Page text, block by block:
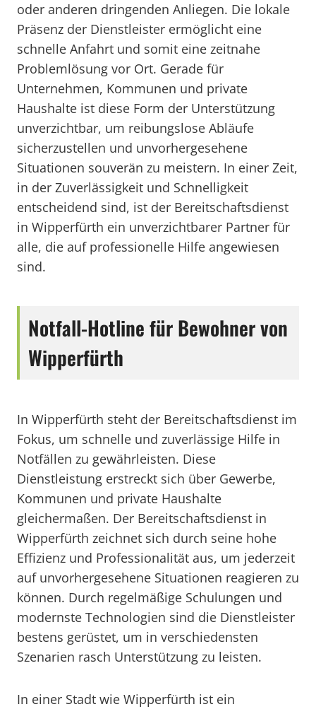
oder anderen dringenden Anliegen. Die lokale
Präsenz der Dienstleister ermöglicht eine
schnelle Anfahrt und somit eine zeitnahe
Problemlösung vor Ort. Gerade für
Unternehmen, Kommunen und private
Haushalte ist diese Form der Unterstützung
unverzichtbar, um reibungslose Abläufe
sicherzustellen und unvorhergesehene
Situationen souverän zu meistern. In einer Zeit,
in der Zuverlässigkeit und Schnelligkeit
entscheidend sind, ist der Bereitschaftsdienst
in Wipperfürth ein unverzichtbarer Partner für
alle, die auf professionelle Hilfe angewiesen
sind.
Notfall-Hotline für Bewohner von
Wipperfürth
In Wipperfürth steht der Bereitschaftsdienst im
Fokus, um schnelle und zuverlässige Hilfe in
Notfällen zu gewährleisten. Diese
Dienstleistung erstreckt sich über Gewerbe,
Kommunen und private Haushalte
gleichermaßen. Der Bereitschaftsdienst in
Wipperfürth zeichnet sich durch seine hohe
Effizienz und Professionalität aus, um jederzeit
auf unvorhergesehene Situationen reagieren zu
können. Durch regelmäßige Schulungen und
modernste Technologien sind die Dienstleister
bestens gerüstet, um in verschiedensten
Szenarien rasch Unterstützung zu leisten.
In einer Stadt wie Wipperfürth ist ein